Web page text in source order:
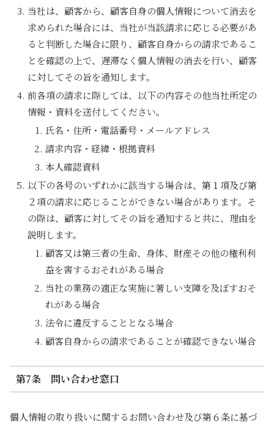
当社は、顧客から、顧客自身の個人情報について消去を
求められた場合には、当社が当該請求に応じる必要があ
ると判断した場合に限り、顧客自身からの請求であるこ
とを確認の上で、遅滞なく個人情報の消去を行い、顧客
に対してその旨を通知します。
前各項の請求に際しては、以下の内容その他当社所定の
情報・資料を送付してください。
氏名・住所・電話番号・メールアドレス
請求内容・経緯・根拠資料
本人確認資料
以下の各号のいずれかに該当する場合は、第１項及び第
２項の請求に応じることができない場合があります。そ
の際は、顧客に対してその旨を通知すると共に、理由を
説明します。
顧客又は第三者の生命、身体、財産その他の権利利
益を害するおそれがある場合
当社の業務の適正な実施に著しい支障を及ぼすおそ
れがある場合
法令に違反することとなる場合
顧客自身からの請求であることが確認できない場合
第7条 問い合わせ窓口
個人情報の取り扱いに関するお問い合わせ及び第６条に基づ